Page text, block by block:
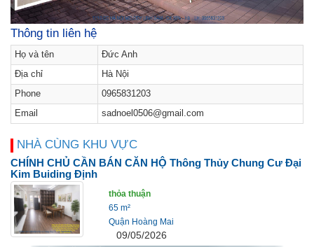
Thông tin liên hệ
Họ và tên
Đức Anh
Địa chỉ
Hà Nội
Phone
0965831203
Email
sadnoel0506@gmail.com
NHÀ CÙNG KHU VỰC
CHÍNH CHỦ CẦN BÁN CĂN HỘ Thông Thủy Chung Cư Đại
Kim Buiding Định
thỏa thuận
65 m²
Quận Hoàng Mai
09/05/2026